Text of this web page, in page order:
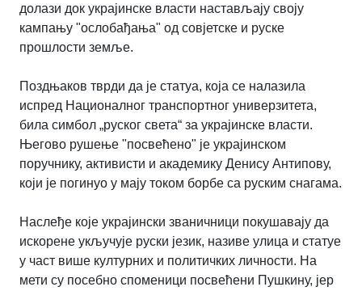
долази док украјинске власти настављају своју
кампању "ослобађања" од совјетске и руске
прошлости земље.
Поздњаков тврди да је статуа, која се налазила
испред Националног транспортног универзитета,
била симбол „руског света“ за украјинске власти.
Његово рушење "посвећено" је украјинском
поручнику, активисти и академику Денису Антипову,
који је погинуо у мају током борбе са руским снагама.
Наслеђе које украјински званичници покушавају да
искорене укључује руски језик, називе улица и статуе
у част више културних и политичких личности. На
мети су посебно споменици посвећени Пушкину, јер